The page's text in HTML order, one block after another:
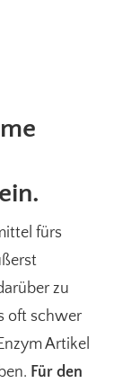
fürs
zu
oft schwer
Artikel
Für den